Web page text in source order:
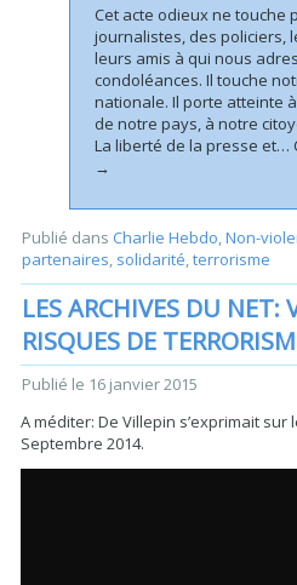
Cet acte odieux ne touche
journalistes, des policiers,
leurs amis à qui nous
condoléances. Il touche
nationale. Il porte atteinte
de notre pays, à notre
La liberté de la presse et…
→
Publié dans Charlie Hebdo,Non-
partenaires, solidarité,terrorisme
LES ARCHIVES DU NET:
RISQUES DE
Publié le 16 janvier 2015
A méditer: De Villepin s’exprimait
Septembre 2014.